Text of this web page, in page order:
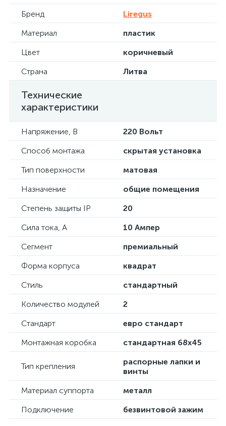
Бренд
Liregus
Материал
пластик
Цвет
коричневый
Страна
Литва
Технические
характеристики
Напряжение, В
220 Вольт
Способ монтажа
скрытая установка
Тип поверхности
матовая
Назначение
общие помещения
Степень защиты IP
20
Сила тока, А
10 Ампер
Сегмент
премиальный
Форма корпуса
квадрат
Стиль
стандартный
Количество модулей
2
Стандарт
евро стандарт
Монтажная коробка
стандартная 68х45
Тип крепления
распорные лапки и
винты
Материал суппорта
металл
Подключение
безвинтовой зажим